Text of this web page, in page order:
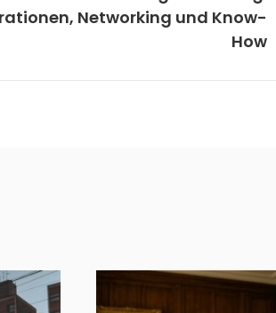
Networking und Know-
How